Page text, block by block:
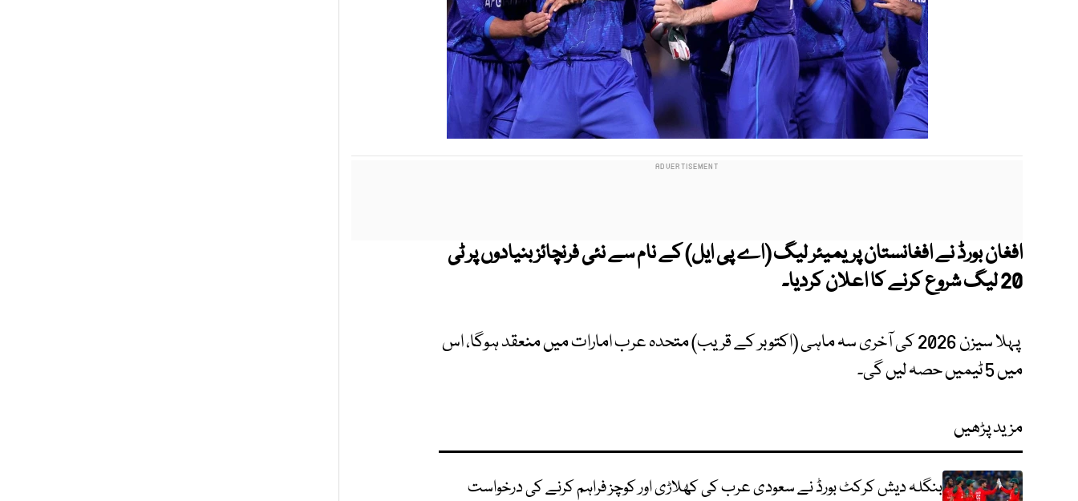
افغان بورڈ نے افغانستان پریمیئر لیگ (اے پی ایل) کے نام سے نئی فرنچائز بنیادوں پر ٹی
20 لیگ شروع کرنے کا اعلان کردیا۔
پہلا سیزن 2026 کی آخری سہ ماہی (اکتوبر کے قریب) متحدہ عرب امارات میں منعقد ہوگا، اس
میں 5 ٹیمیں حصہ لیں گی۔
مزید پڑھیں
بنگلہ دیش کرکٹ بورڈ نے سعودی عرب کی کھلاڑی اور کوچز فراہم کرنے کی درخواست